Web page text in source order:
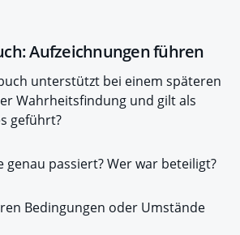
Aufzeichnungen führen
unterstützt bei einem späteren
Wahrheitsfindung und gilt als
geführt?
genau passiert? Wer war beteiligt?
Bedingungen oder Umstände